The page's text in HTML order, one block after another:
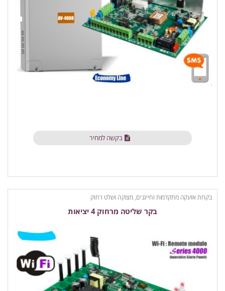
בקשה למחיר
בקרות אזעקה מתקדמות וחייגנים, מצוקה ושלט רחוק
בקר שליטה מרחוק 4 יציאות